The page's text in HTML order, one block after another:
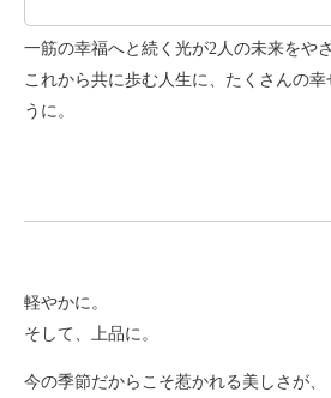
一筋の幸福へと続く光が2人の未来をや
これから共に歩む人生に、たくさんの
うに。
軽やかに。
そして、上品に。
今の季節だからこそ惹かれる美しさが、